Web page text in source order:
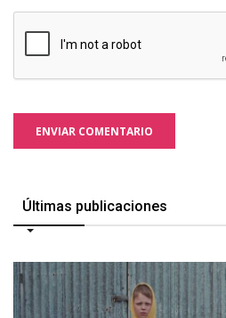
ENVIAR COMENTARIO
Últimas publicaciones